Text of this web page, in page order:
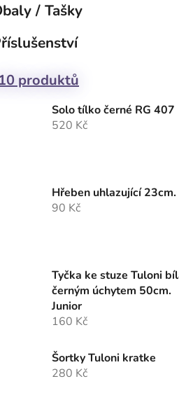
/ Tašky
produktů
Solo tílko černé RG 407
520 Kč
Hřeben uhlazující 23cm.
90 Kč
Tyčka ke stuze Tuloni
černým úchytem 50cm.
Junior
160 Kč
Šortky Tuloni kratke
280 Kč